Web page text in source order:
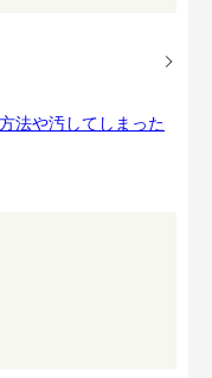
法や汚してしまった